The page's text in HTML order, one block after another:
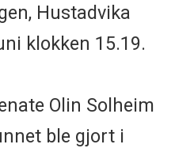
Hustadvika
klokken 15.19.
Olin Solheim
ble gjort i